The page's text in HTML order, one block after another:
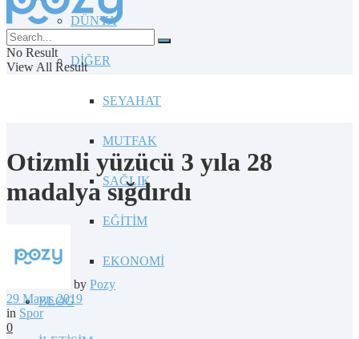
DÜNYA
DİĞER
SEYAHAT
MUTFAK
SAĞLIK
EĞİTİM
EKONOMİ
BLOG
No Result
View All Result
Otizmli yüzücü 3 yıla 28
madalya sığdırdı
by Pozy
29 Mayıs 2019
in Spor
0